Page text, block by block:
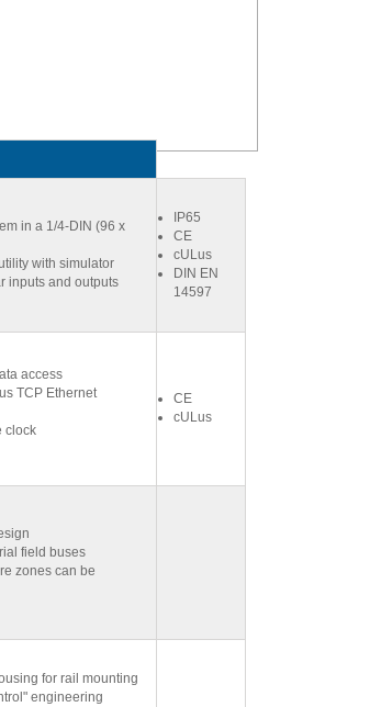
in a 1/4-DIN (96 x
with simulator
inputs and outputs
IP65
CE
cULus
DIN EN
14597
access
TCP Ethernet
clock
CE
cULus
field buses
zones can be
for rail mounting
engineering